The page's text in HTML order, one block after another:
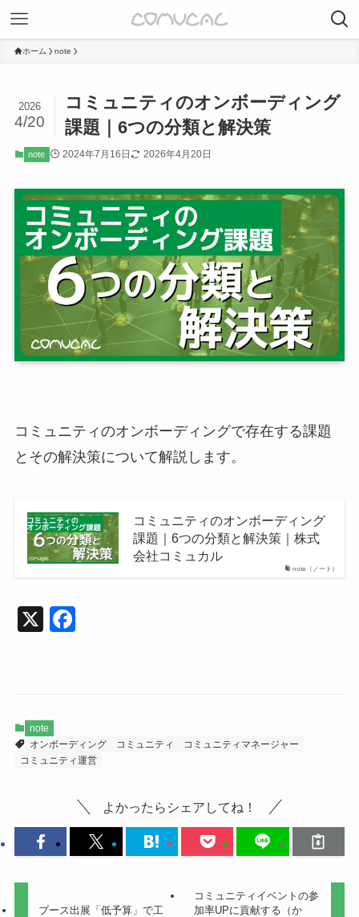
ホーム note
コミュニティのオンボーディング
課題｜6つの分類と解決策
2026
4/20
note 2024年7月16日 2026年4月20日
コミュニティのオンボーディングで存在する課題
とその解決策について解説します。
note（ノート）
コミュニティのオンボーディング
課題｜6つの分類と解決策｜株式
会社コミュカル
X
e
o
o
k
note
オンボーディング
コミュニティ
コミュニティマネージャー
コミュニティ運営
よかったらシェアしてね！
ブース出展「低予算」で工
コミュニティイベントの参
加率UPに貢献する（か